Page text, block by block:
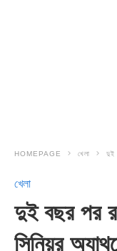
HOMEPAGE খেলা দুই
খেলা
দুই বছর পর
সিনিয়র